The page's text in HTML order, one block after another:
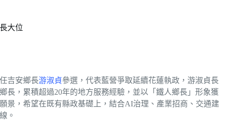
大位
吉安鄉長游淑貞參選，代表藍營爭取延續花蓮執政，游淑貞長
長，累積超過20年的地方服務經驗，並以「鐵人鄉長」形象獲
景，希望在既有縣政基礎上，結合AI治理、產業招商、交通建
。